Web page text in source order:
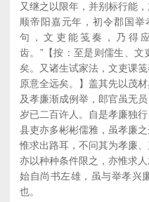
又继之以限年，并别标行能，
顺帝阳嘉元年，初令郡国
句，文吏能笺奏，乃得
齿。”【按：至是则儒生、
矣。又诸生试家法，文吏课
原意全远矣。】盖其先以茂
及孝廉渐成例举，郎官虽无
岁已二百许人。自是孝廉独
县吏亦多彬彬儒雅，虽孝廉
惟求出路耳，不问其为孝廉
亦以种种条件限之，亦惟求
始自尚书左雄，虽与举孝兴
也。